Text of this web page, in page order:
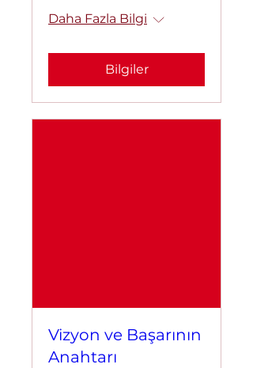
Daha Fazla Bilgi
Bilgiler
Vizyon ve Başarının
Anahtarı